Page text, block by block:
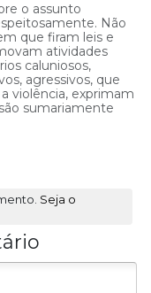
o assunto
Não
que firam leis e
atividades
caluniosos,
agressivos, que
violência, exprimam
sumariamente
Seja o